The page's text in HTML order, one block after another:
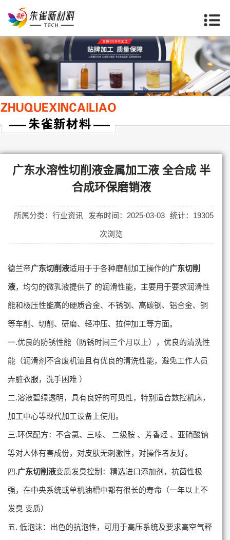
当前位置：首页>>广东行业资讯
广东水溶性切削液金属加工液 全合成 半
合成环保磨销液
所属分类：行业资讯 发布时间：2025-03-03 统计：19305
次浏览
德兰帝广东切削液适用于于各种磨削加工操作的广东切削
液，均匀的微乳液提供了 的润滑性能，主要用于要求润滑性
能和极压性能高的硬质合金、不锈钢、高碳钢、铝合金、铜
等车削、切削、研磨、轻冲压、拉伸加工等方面。
一.优良的防锈性能（防锈时间三个月以上），优良的清洗性
能（润滑剂不含废机油且有优良的清洗性能，避免工作人员
弄脏衣服，洗手困难 ）
二.溶液碧绿透明，具有良好的可见性，特别适合数控机床，
加工中心等现代加工设备上使用。
三.环保配方：不含氯、三嗪、 二级胺 、芳香烃 、亚硝酸钠
等对人体有害成份，对皮肤无刺激性，对操作者友好。
四.广东切削液变质发臭控制：精选进口添加剂，抗菌性极
强，在中央系统或单机油槽中都有很长的寿命（一年以上不
发臭 变质）
五. 低泡沫：出色的抗泡性，可用于高压系统及要求高空气释